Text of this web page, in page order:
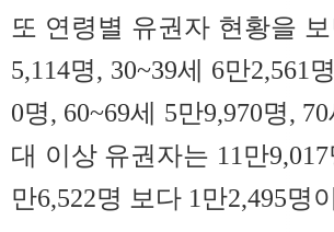
또 연령별 유권자 현황을
5,114명, 30~39세 6만2,561
0명, 60~69세 5만9,970명,
대 이상 유권자는 11만
만6,522명 보다 1만2,495명